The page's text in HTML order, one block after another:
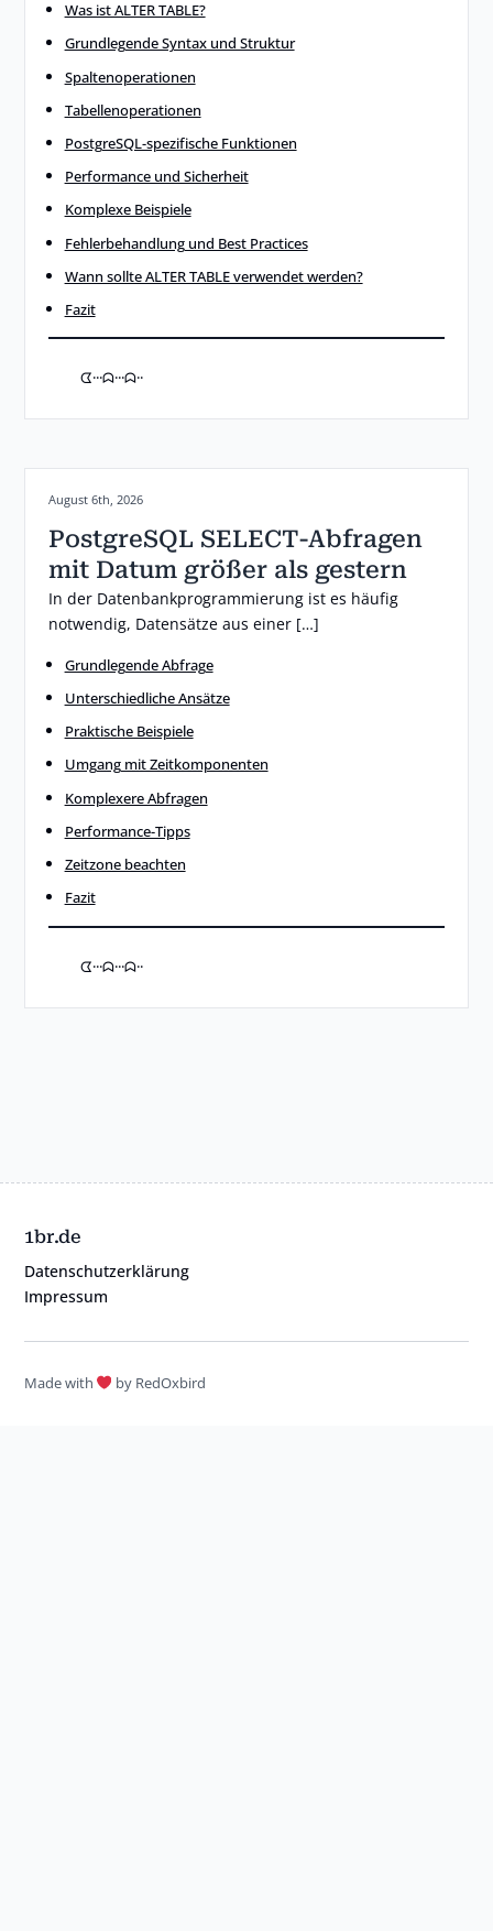
Was ist ALTER TABLE?
Grundlegende Syntax und Struktur
Spaltenoperationen
Tabellenoperationen
PostgreSQL-spezifische Funktionen
Performance und Sicherheit
Komplexe Beispiele
Fehlerbehandlung und Best Practices
Wann sollte ALTER TABLE verwendet werden?
Fazit
ᗧ···ᗣ···ᗣ··
Posted on:
August 6th, 2026
PostgreSQL SELECT-Abfragen
mit Datum größer als gestern
In der Datenbankprogrammierung ist es häufig
notwendig, Datensätze aus einer […]
Grundlegende Abfrage
Unterschiedliche Ansätze
Praktische Beispiele
Umgang mit Zeitkomponenten
Komplexere Abfragen
Performance-Tipps
Zeitzone beachten
Fazit
ᗧ···ᗣ···ᗣ··
1br.de
Datenschutzerklärung
Impressum
Made with by RedOxbird